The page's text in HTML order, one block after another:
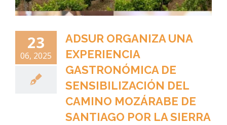
23
06, 2025
ADSUR ORGANIZA UNA
EXPERIENCIA
GASTRONÓMICA DE
SENSIBILIZACIÓN DEL
CAMINO MOZÁRABE DE
SANTIAGO POR LA SIERRA